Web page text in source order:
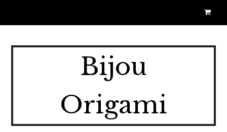
Bijou
Origami